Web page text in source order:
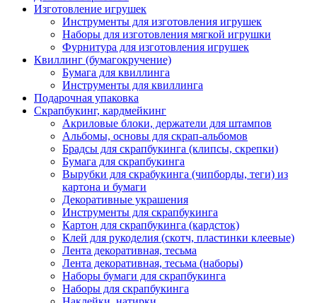
Изготовление игрушек
Инструменты для изготовления игрушек
Наборы для изготовления мягкой игрушки
Фурнитура для изготовления игрушек
Квиллинг (бумагокручение)
Бумага для квиллинга
Инструменты для квиллинга
Подарочная упаковка
Скрапбукинг, кардмейкинг
Акриловые блоки, держатели для штампов
Альбомы, основы для скрап-альбомов
Брадсы для скрапбукинга (клипсы, скрепки)
Бумага для скрапбукинга
Вырубки для скрабукинга (чипборды, теги) из
картона и бумаги
Декоративные украшения
Инструменты для скрапбукинга
Картон для скрапбукинга (кардсток)
Клей для рукоделия (скотч, пластинки клеевые)
Лента декоративная, тесьма
Лента декоративная, тесьма (наборы)
Наборы бумаги для скрапбукинга
Наборы для скрапбукинга